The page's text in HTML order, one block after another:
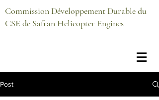
Commission Développement Durable du
CSE de Safran Helicopter Engines
Post